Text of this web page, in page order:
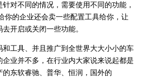
对不同的情况，需要使用不同的功能，
你的企业还会卖一些配置工具给你，让
开启或关闭一些功能。
和工具、并且推广到全世界大大小小的车
企业并不多，在行业内大家说来说起都是
的东软睿驰、普华、恒润，国外的